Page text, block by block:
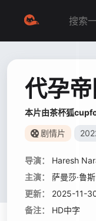
代孕帝
本片由茶杯狐
剧情片
导演： Haresh
主演：
萨曼莎·鲁
更新：
2025-11-
备注：
HD中字